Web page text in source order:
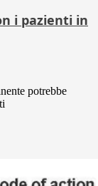
i pazienti in
potrebbe